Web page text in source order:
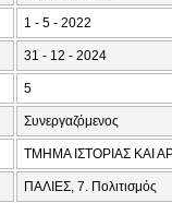
1 - 5 - 2022
31 - 12 - 2024
5
Συνεργαζόμενος
ΤΜΗΜΑ ΙΣΤΟΡΙΑΣ ΚΑΙ
ΠΑΛΙΕΣ, 7. Πολιτισμός